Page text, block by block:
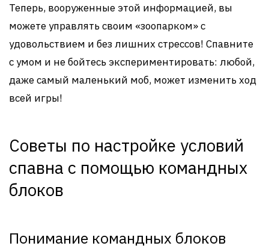
Теперь, вооруженные этой информацией, вы
можете управлять своим «зоопарком» с
удовольствием и без лишних стрессов! Спавните
с умом и не бойтесь экспериментировать: любой,
даже самый маленький моб, может изменить ход
всей игры!
Советы по настройке условий
спавна с помощью командных
блоков
Понимание командных блоков